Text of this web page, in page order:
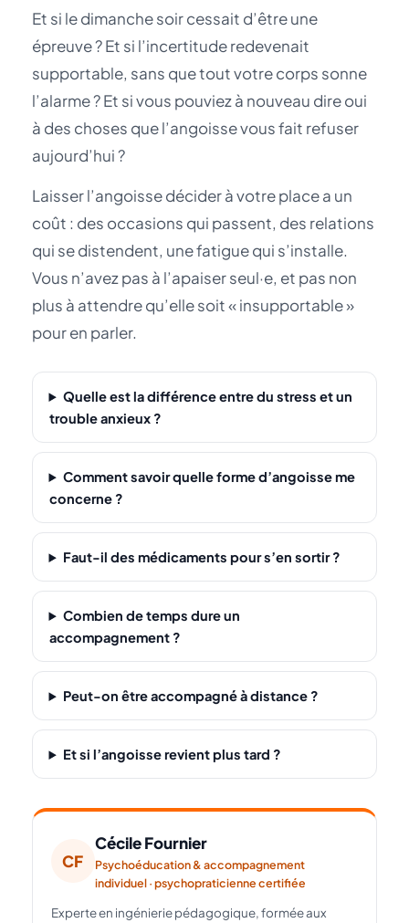
Et si le dimanche soir cessait d’être une
épreuve ? Et si l’incertitude redevenait
supportable, sans que tout votre corps sonne
l’alarme ? Et si vous pouviez à nouveau dire oui
à des choses que l’angoisse vous fait refuser
aujourd’hui ?
Laisser l’angoisse décider à votre place a un
coût : des occasions qui passent, des relations
qui se distendent, une fatigue qui s’installe.
Vous n’avez pas à l’apaiser seul·e, et pas non
plus à attendre qu’elle soit « insupportable »
pour en parler.
Quelle est la différence entre du stress et un
trouble anxieux ?
Comment savoir quelle forme d’angoisse me
concerne ?
Faut-il des médicaments pour s’en sortir ?
Combien de temps dure un
accompagnement ?
Peut-on être accompagné à distance ?
Et si l’angoisse revient plus tard ?
CF
Cécile Fournier
Psychoéducation & accompagnement
individuel · psychopraticienne certifiée
Experte en ingénierie pédagogique, formée aux